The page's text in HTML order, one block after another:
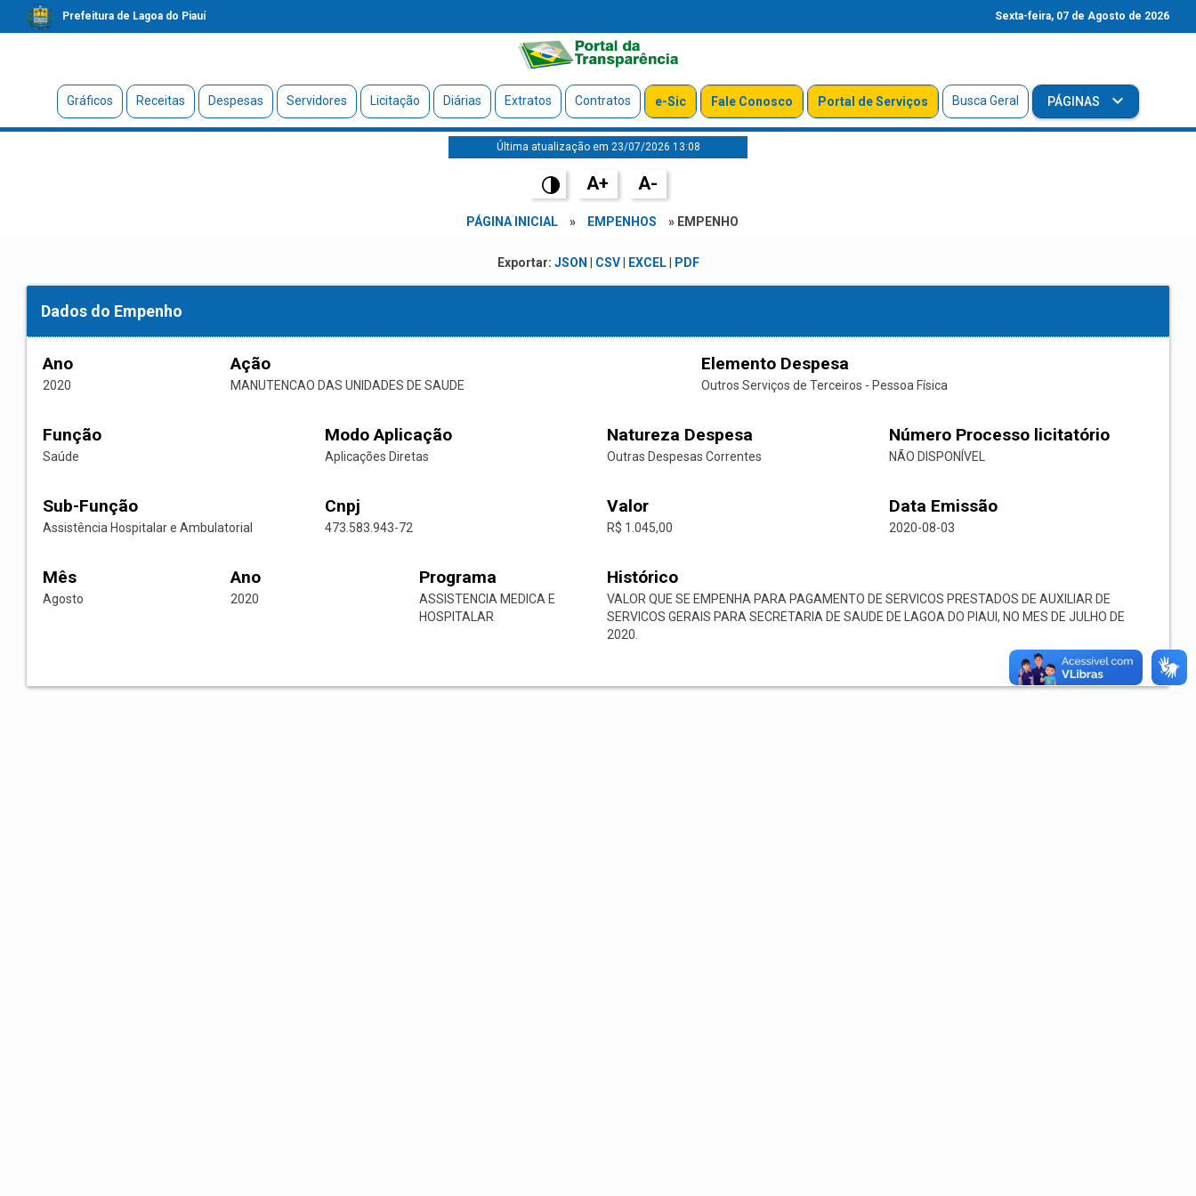
Prefeitura de Lagoa do Piauí Sexta-feira, 07 de Agosto de 2026
Gráficos Receitas Despesas Servidores Licitação Diárias Extratos Contratos e-Sic Fale Conosco Portal de Serviços Busca Geral PÁGINAS
Última atualização em 23/07/2026 13:08
A+ A-
PÁGINA INICIAL » EMPENHOS » EMPENHO
Exportar: JSON CSV| EXCEL| PDF
Dados do Empenho
Ano
2020
Ação
MANUTENCAO DAS UNIDADES DE SAUDE
Elemento Despesa
Outros Serviços de Terceiros - Pessoa Física
Função
Saúde
Modo Aplicação
Aplicações Diretas
Natureza Despesa
Outras Despesas Correntes
Número Processo licitatório
NÃO DISPONÍVEL
Sub-Função
Assistência Hospitalar e Ambulatorial
Cnpj
473.583.943-72
Valor
R$ 1.045,00
Data Emissão
2020-08-03
Mês
Agosto
Ano
2020
Programa
ASSISTENCIA MEDICA E
HOSPITALAR
Histórico
VALOR QUE SE EMPENHA PARA PAGAMENTO DE SERVICOS PRESTADOS DE AUXILIAR DE
SERVICOS GERAIS PARA SECRETARIA DE SAUDE DE LAGOA DO PIAUI, NO MES DE JULHO DE
2020.